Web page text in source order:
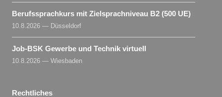
Berufssprachkurs mit Zielsprachniveau B2 (500 UE)
10.8.2026 — Düsseldorf
Job-BSK Gewerbe und Technik virtuell
10.8.2026 — Wiesbaden
Rechtliches